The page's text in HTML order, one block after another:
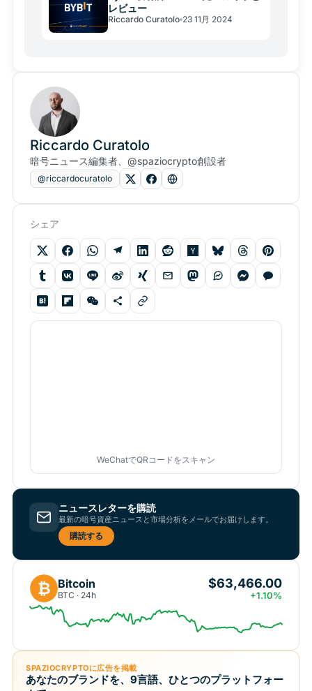
レビュー
Riccardo Curatolo 23 11月 2024
Riccardo Curatolo
暗号ニュース編集者、@spaziocrypto創設者
@riccardocuratolo
シェア
WeChatでQRコードをスキャン
ニュースレターを購読
最新の暗号資産ニュースと市場分析をメールでお届けします。
購読する
₿ Bitcoin
BTC · 24h
$63,466.00
+1.10%
SPAZIOCRYPTOに広告を掲載
あなたのブランドを、9言語、ひとつのプラットフォー